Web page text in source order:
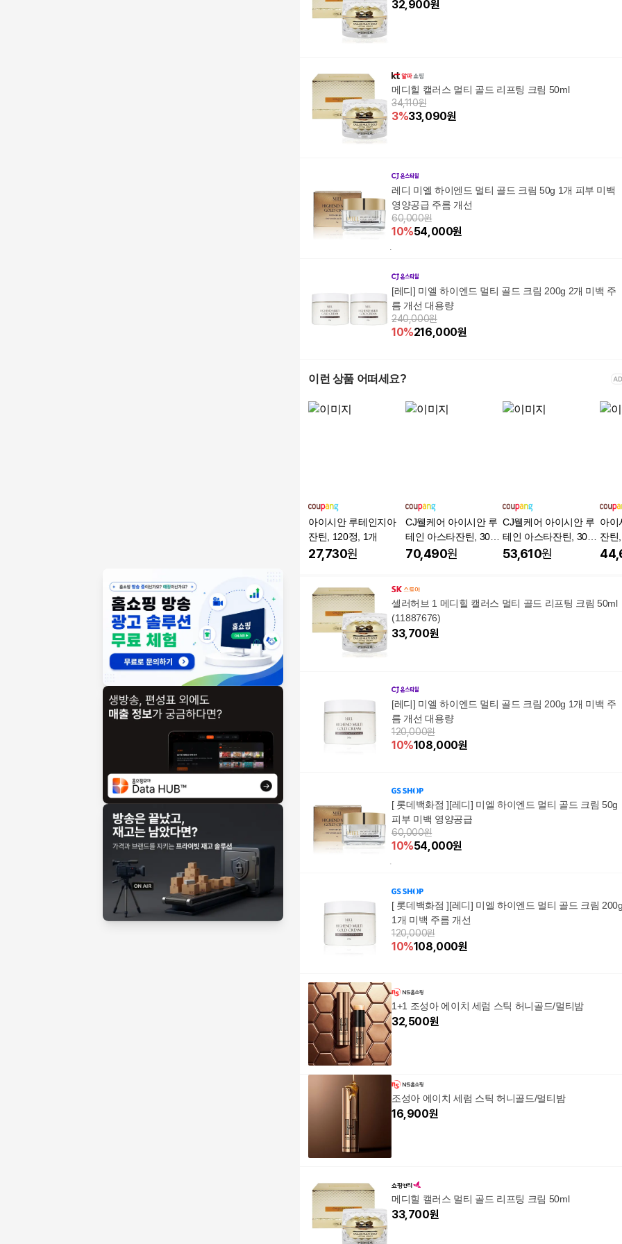
32,900원
메디힐 캘러스 멀티 골드 리프팅 크림 50ml
34,110원
3%33,090원
레디 미엘 하이엔드 멀티 골드 크림 50g 1개 피부 미백
영양공급 주름 개선
60,000원
10%54,000원
[레디] 미엘 하이엔드 멀티 골드 크림 200g 2개 미백 주
름 개선 대용량
240,000원
10%216,000원
이런 상품 어떠세요?
아이시안 루테인지아
잔틴, 120정, 1개
27,730원
CJ웰케어 아이시안 루
테인 아스타잔틴, 30정,
9ml, 9g, 눈건강, 6개
70,490원
CJ웰케어 아이시안 루
테인 아스타잔틴, 30정,
9g, 5개
53,610원
아이
잔틴,
셀러허브 1 메디힐 캘러스 멀티 골드 리프팅 크림 50ml
(11887676)
33,700원
[레디] 미엘 하이엔드 멀티 골드 크림 200g 1개 미백 주
름 개선 대용량
120,000원
10%108,000원
[ 롯데백화점 ][레디] 미엘 하이엔드 멀티 골드 크림 50g
피부 미백 영양공급
60,000원
10%54,000원
[ 롯데백화점 ][레디] 미엘 하이엔드 멀티 골드 크림 200g
1개 미백 주름 개선
120,000원
10%108,000원
1+1 조성아 에이치 세럼 스틱 허니골드/멀티밤
32,500원
조성아 에이치 세럼 스틱 허니골드/멀티밤
16,900원
메디힐 캘러스 멀티 골드 리프팅 크림 50ml
33,700원